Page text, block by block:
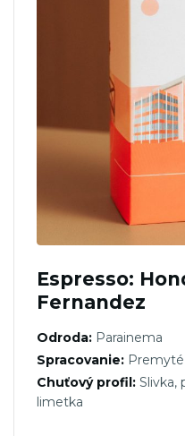
Espresso:
Fernandez
Odroda: Parainema
Spracovanie: Premyté
Chuťový profil: Slivka,
limetka